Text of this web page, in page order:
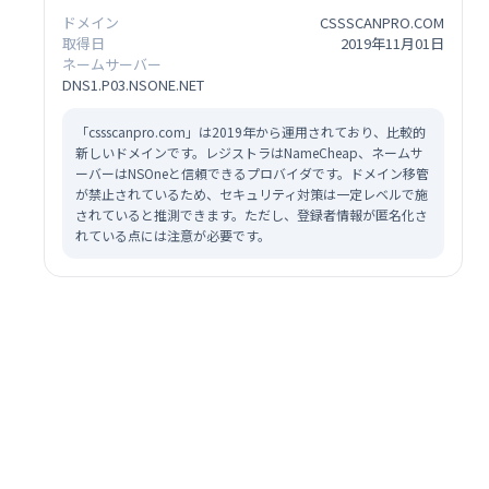
ドメイン
CSSSCANPRO.COM
取得日
2019年11月01日
ネームサーバー
DNS1.P03.NSONE.NET
「cssscanpro.com」は2019年から運用されており、比較的
新しいドメインです。レジストラはNameCheap、ネームサ
ーバーはNSOneと信頼できるプロバイダです。ドメイン移管
が禁止されているため、セキュリティ対策は一定レベルで施
されていると推測できます。ただし、登録者情報が匿名化さ
れている点には注意が必要です。